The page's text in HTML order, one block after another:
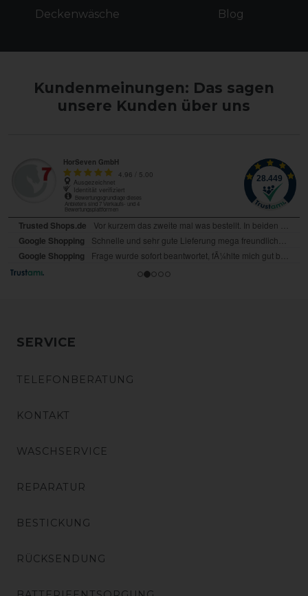
Deckenwäsche Blog
Kundenmeinungen: Das sagen
unsere Kunden über uns
SERVICE
TELEFONBERATUNG
KONTAKT
WASCHSERVICE
REPARATUR
BESTICKUNG
RÜCKSENDUNG